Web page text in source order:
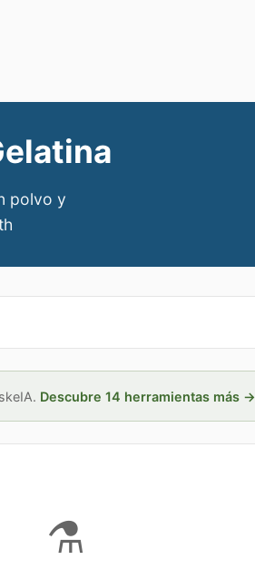
polvo y
Descubre 14 herramientas más →
⚗️